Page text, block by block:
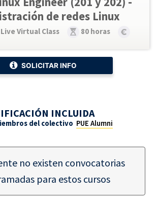
de redes Linux
Virtual Class
80 horas
SOLICITAR INFO
INCLUIDA
del colectivo PUE Alumni
no existen convocatorias
para estos cursos